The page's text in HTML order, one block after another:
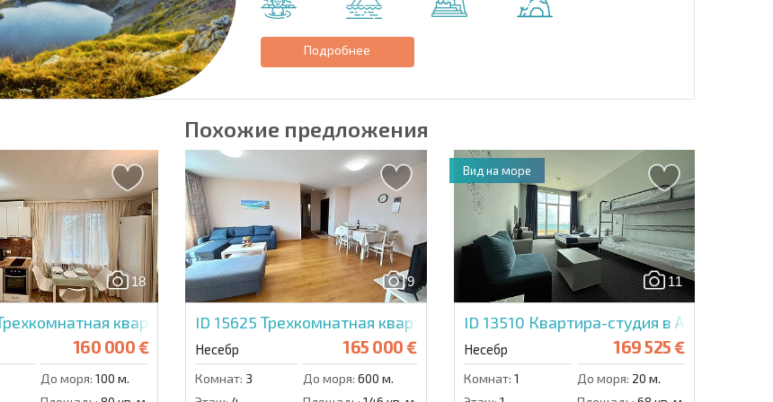
Отправить сообщение
Подробнее
Похожие предложения
18
квартира в Лайф Стайл 4
160 000 €
До моря: 100 м.
9
ID 15625Трехкомнатная квартира в Вияна
Несебр 165 000 €
Комнат: 3 До моря: 600 м.
11
ID 13510 Квартира-студия в Арсена
Несебр 169 525 €
Комнат: 1 До моря: 20 м.
Вид на море